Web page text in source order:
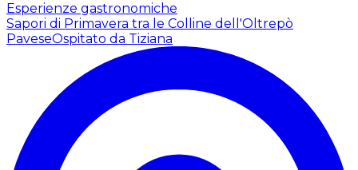
Esperienze gastronomiche
Sapori di Primavera tra le Colline dell'Oltrepò
PaveseOspitato da Tiziana